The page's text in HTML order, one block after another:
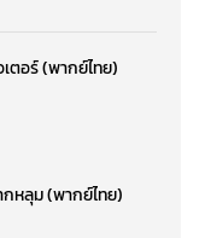
ตอร์ (พากย์ไทย)
หลุม (พากย์ไทย)